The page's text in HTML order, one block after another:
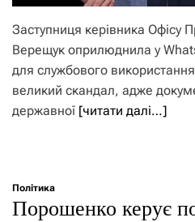
Заступниця керівника Офісу
Верещук оприлюднила у
для службового
великий скандал, адже
державної [читати далі…]
Політика
Порошенко керує